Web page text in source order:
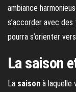
ambiance
s’accorder avec des
pourra s’orienter
La saison
La saison à laquelle